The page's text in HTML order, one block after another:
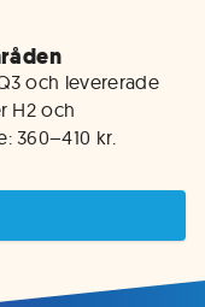
och levererade
H2 och
360–410 kr.